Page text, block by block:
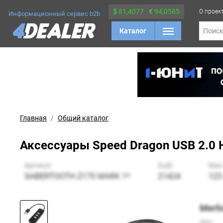
Информационный сервис b2b $ 81,4077 €94,0585
Каталог
О
Поиск
Главная Общий каталог
Аксессуары Speed Dragon USB 2.0